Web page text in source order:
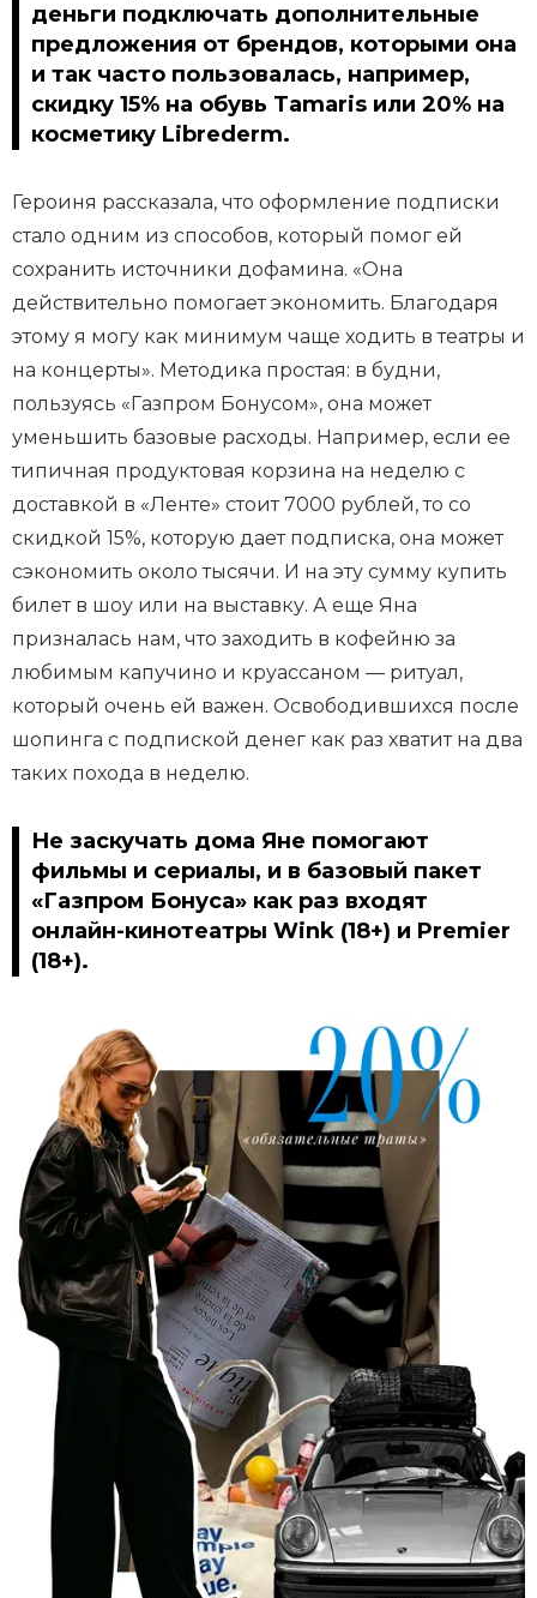
деньги подключать дополнительные
предложения от брендов, которыми она
и так часто пользовалась, например,
скидку 15% на обувь Tamaris или 20% на
косметику Librederm.
Героиня рассказала, что оформление подписки
стало одним из способов, который помог ей
сохранить источники дофамина. «Она
действительно помогает экономить. Благодаря
этому я могу как минимум чаще ходить в театры и
на концерты». Методика простая: в будни,
пользуясь «Газпром Бонусом», она может
уменьшить базовые расходы. Например, если ее
типичная продуктовая корзина на неделю с
доставкой в «Ленте» стоит 7000 рублей, то со
скидкой 15%, которую дает подписка, она может
сэкономить около тысячи. И на эту сумму купить
билет в шоу или на выставку. А еще Яна
призналась нам, что заходить в кофейню за
любимым капучино и круассаном — ритуал,
который очень ей важен. Освободившихся после
шопинга с подпиской денег как раз хватит на два
таких похода в неделю.
Не заскучать дома Яне помогают
фильмы и сериалы, и в базовый пакет
«Газпром Бонуса» как раз входят
онлайн-кинотеатры Wink (18+) и Premier
(18+).